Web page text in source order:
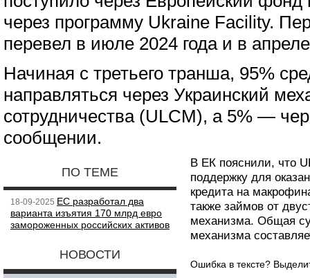
через программу Ukraine Facility.
перевел в июле 2024 года и в апреле
Начиная с третьего транша, 95%
направляться через Украинский
сотрудничества (ULCM), а 5% —
сообщении.
ПО ТЕМЕ
18-09-2025 ЕС разработал два
варианта изъятия 170 млрд евро
замороженных российских активов
НОВОСТИ
В ЕК пояснили, что
поддержку для
кредита на
также займов от
механизма. Общая
механизма
Ошибка в тексте?